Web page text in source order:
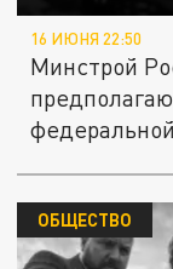
16 ИЮНЯ 22:50
Минстрой
ОБЩЕСТВО